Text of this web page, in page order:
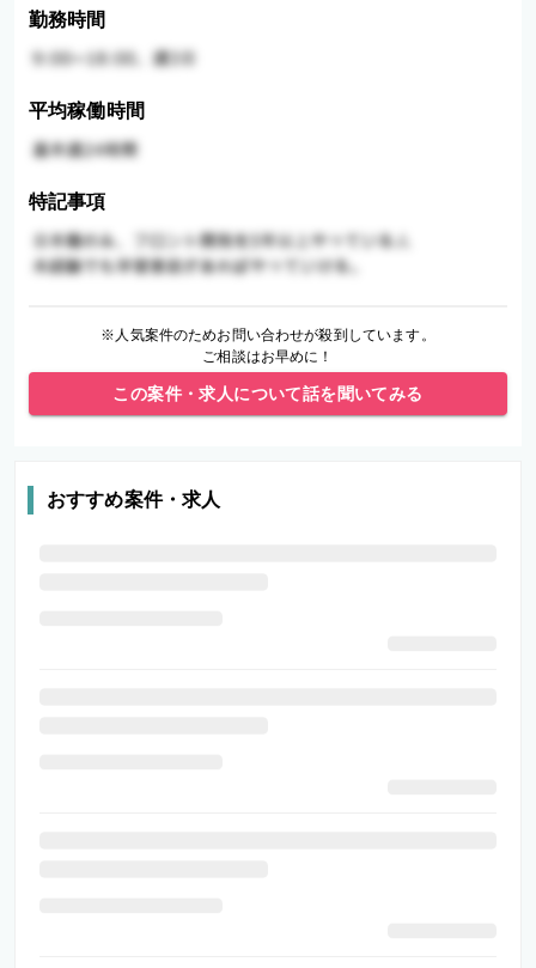
勤務時間
平均稼働時間
特記事項
※人気案件のためお問い合わせが殺到しています。
ご相談はお早めに！
この案件・求人について話を聞いてみる
おすすめ案件・求人